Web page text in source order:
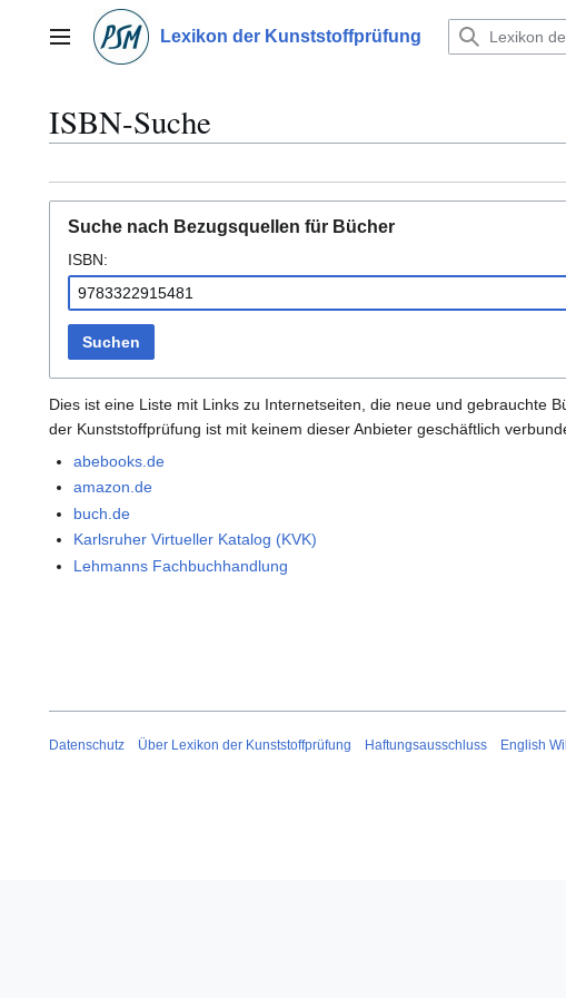
springenHauptmenü Lexikon der Kunststoffprüfung
ISBN-Suche
Suche nach Bezugsquellen für Bücher
ISBN:
Suchen
Dies ist eine Liste mit Links zu Internetseiten, die neue und gebrauchte
der Kunststoffprüfung ist mit keinem dieser Anbieter geschäftlich
abebooks.de
amazon.de
buch.de
Karlsruher Virtueller Katalog (KVK)
Lehmanns Fachbuchhandlung
Datenschutz Über Lexikon der Kunststoffprüfung Haftungsausschluss English